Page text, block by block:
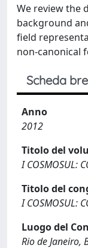
We review the
background
field
non-canonical
Scheda
Anno
2012
Titolo del
I COSMOSUL:
Titolo del
I COSMOSUL:
Luogo del
Rio de Janeiro,